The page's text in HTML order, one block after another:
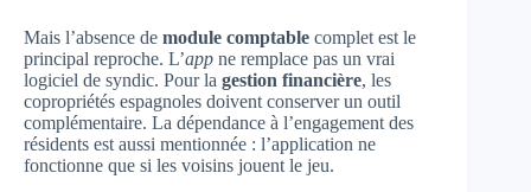
Mais l’absence de module comptable complet est le
principal reproche. L’app ne remplace pas un vrai
logiciel de syndic. Pour la gestion financière, les
copropriétés espagnoles doivent conserver un outil
complémentaire. La dépendance à l’engagement des
résidents est aussi mentionnée : l’application ne
fonctionne que si les voisins jouent le jeu.